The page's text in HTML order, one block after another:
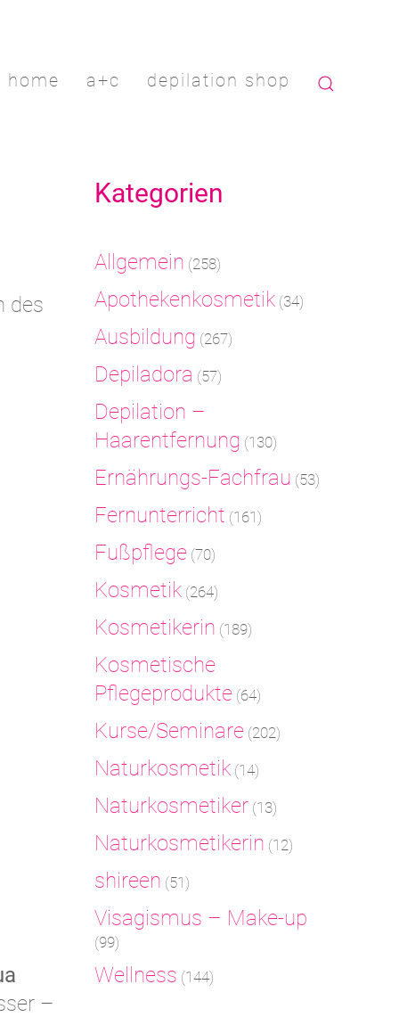
home a+c depilation shop
des
–
Kategorien
Allgemein (258)
Apothekenkosmetik (34)
Ausbildung (267)
Depiladora (57)
Depilation –
Haarentfernung (130)
Ernährungs-Fachfrau (53)
Fernunterricht (161)
Fußpflege (70)
Kosmetik (264)
Kosmetikerin (189)
Kosmetische
Pflegeprodukte (64)
Kurse/Seminare (202)
Naturkosmetik (14)
Naturkosmetiker (13)
Naturkosmetikerin (12)
shireen (51)
Visagismus – Make-up
(99)
Wellness (144)